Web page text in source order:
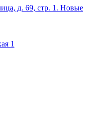
д. 69, стр. 1. Новые
1